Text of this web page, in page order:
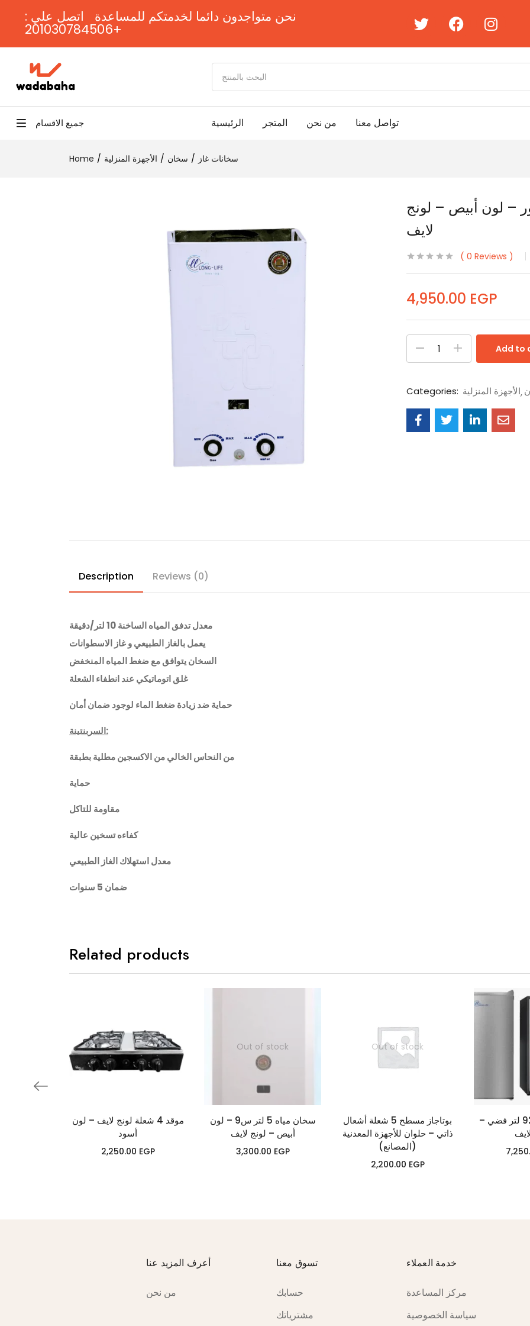
نحن متواجدون دائما لخدمتكم للمساعدة اتصل علي :
201030784506+
جميع الاقسام الرئيسية المتجر من نحن تواصل معنا
Home الأجهزة المنزلية سخان سخانات غاز
لتر س8 المطور – لون أبيص – لونج
لايف
0 Reviews
4,950.00 EGP
Add to
Categories: الأجهزة المنزلية
Description Reviews (0)
معدل تدفق المياه الساخنة 10 لتر/دقيقة
يعمل بالغاز الطبيعي و غاز الاسطوانات
السخان يتوافق مع ضغط المياه المنخفض
غلق اتوماتيكي عند انطفاء الشعلة
حماية ضد زيادة ضغط الماء لوجود ضمان أمان
السربنتينة:
من النحاس الخالي من الاكسجين مطلية بطبقة
حماية
مقاومة للتاكل
كفاءه تسخين عالية
معدل استهلاك الغاز الطبيعي
ضمان 5 سنوات
Related products
موقد 4 شعلة لونج لايف – لون
أسود
2,250.00 EGP
Out of stock
سخان مياه 5 لتر س9 – لون
أبيص – لونج لايف
3,300.00 EGP
Out of stock
بوتاجاز مسطح 5 شعلة أشعال
ذاتي – حلوان للأجهزة المعدنية
(المصانع)
2,200.00 EGP
ثلاجة ميني بار 92 لتر فضي –
أعرف المزيد عنا
من نحن
تسوق معنا
حسابك
مشترياتك
خدمة العملاء
مركز المساعدة
سياسة الخصوصية